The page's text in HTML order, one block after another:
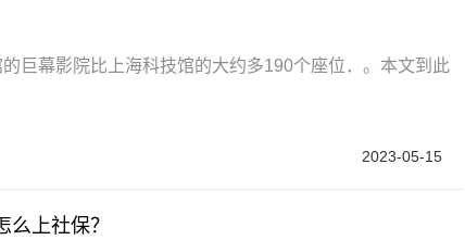
巨幕影院比上海科技馆的大约多190个座位．。本文到此
2023-05-15
上社保？